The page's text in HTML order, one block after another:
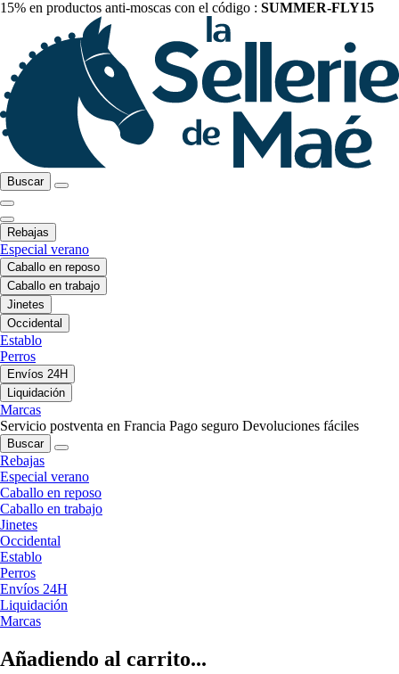
15% en productos anti-moscas con el código : SUMMER-FLY15
Buscar
Rebajas
Especial verano
Caballo en reposo
Caballo en trabajo
Jinetes
Occidental
Establo
Perros
Envíos 24H
Liquidación
Marcas
Servicio postventa en Francia Pago seguro Devoluciones fáciles
Buscar
Rebajas
Especial verano
Caballo en reposo
Caballo en trabajo
Jinetes
Occidental
Establo
Perros
Envíos 24H
Liquidación
Marcas
Añadiendo al carrito...